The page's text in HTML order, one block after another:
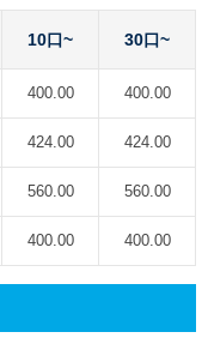
10口~ 30口~
400.00 400.00
424.00 424.00
560.00 560.00
400.00 400.00